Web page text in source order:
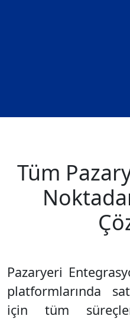
Tüm
Pazaryeri
platformlarında
için tüm